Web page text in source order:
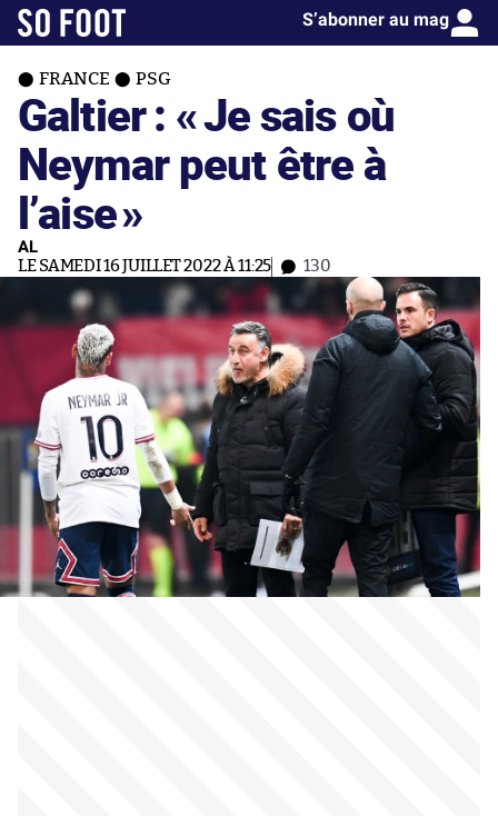
S’abonner au mag
FRANCE PSG
Galtier : «Je sais où
Neymar peut être à
l’aise»
AL
LE SAMEDI 16 JUILLET 2022 À 11:25 130